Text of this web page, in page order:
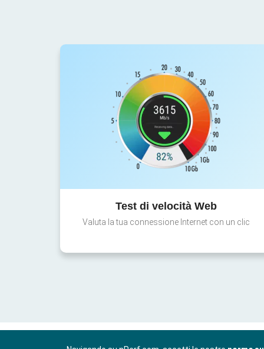
Test di velocità Web
Valuta la tua connessione Internet con un clic